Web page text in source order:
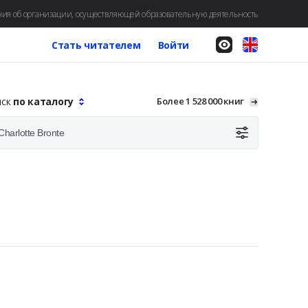
об организации, осуществляющей образовательную деятельность
Стать читателем Войти
по каталогу Более 1 528 000 книг